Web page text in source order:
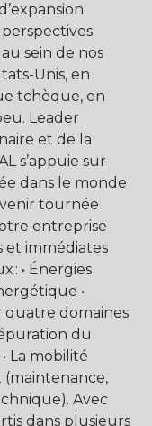
sein de nos
Unis, en
tchèque, en
Leader
et de la
s’appuie sur
dans le monde
tournée
entreprise
et immédiates
: • Énergies
•
quatre domaines
du
La mobilité
(maintenance,
Avec
dans plusieurs